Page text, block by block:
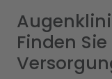
Finden